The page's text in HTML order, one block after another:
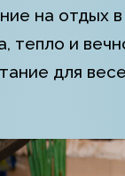
на отдых в
тепло и
для